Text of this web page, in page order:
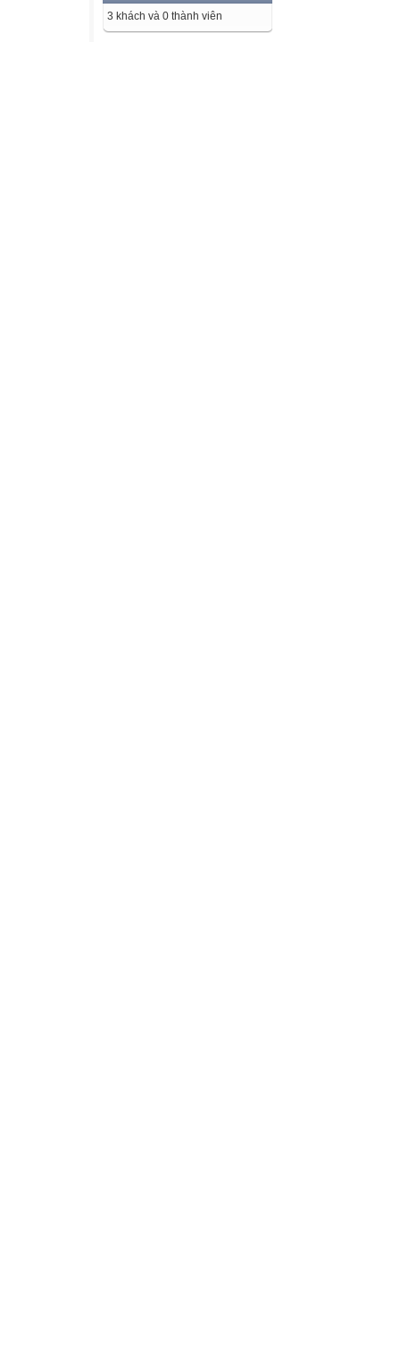
3 khách và 0 thành viên